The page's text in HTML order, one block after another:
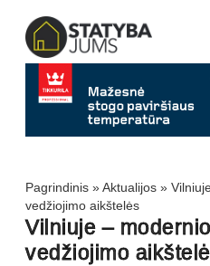
Pagrindinis »Aktualijos »
vedžiojimo aikštelės
Vilniuje –
vedžiojimo